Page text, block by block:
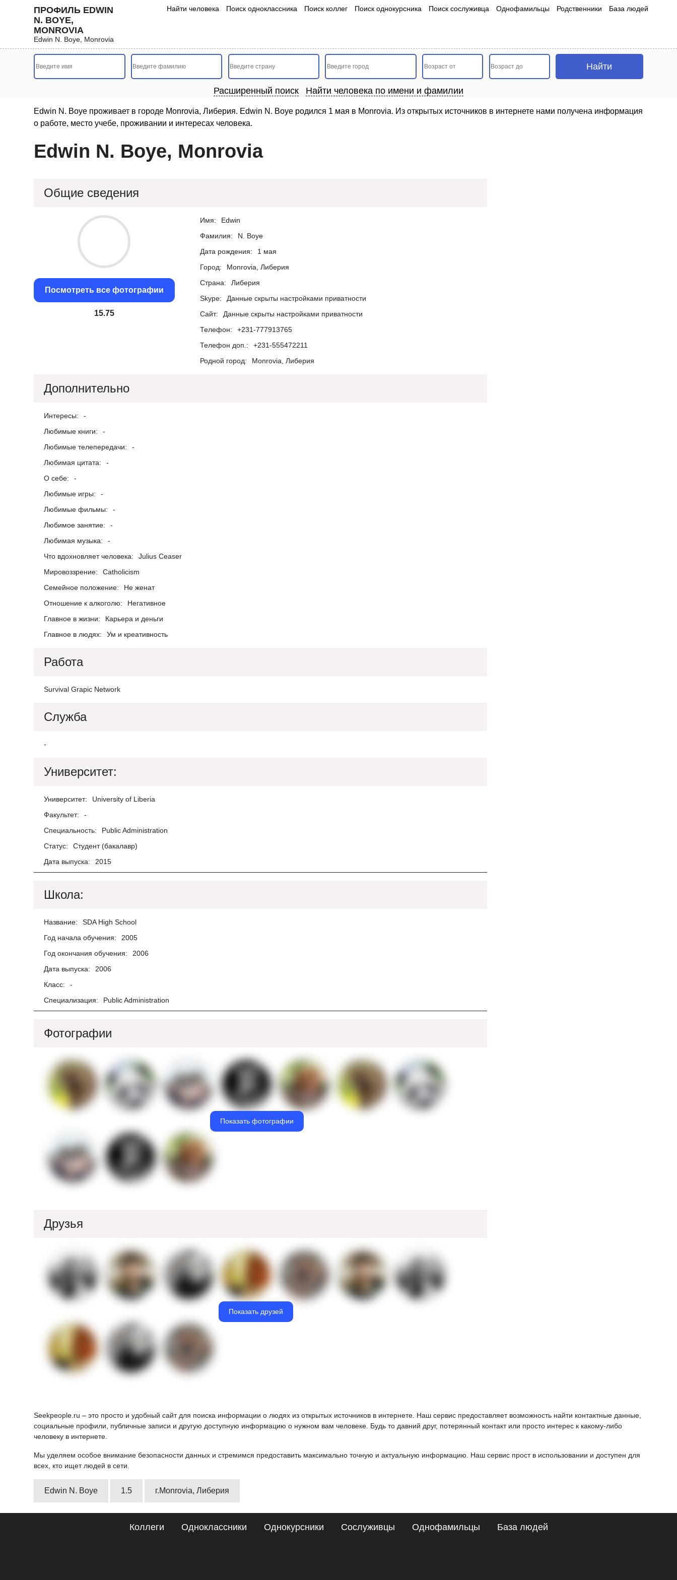
ПРОФИЛЬ EDWIN
N. BOYE,
MONROVIA
Edwin N. Boye, Monrovia
Найти человека Поиск одноклассника Поиск коллег Поиск однокурсника Поиск сослуживца Однофамильцы Родственники База людей
Расширенный поиск Найти человека по имени и фамилии
Edwin N. Boye проживает в городе Monrovia, Либерия. Edwin N. Boye родился 1 мая в Monrovia. Из открытых источников в интернете нами получена информация
о работе, место учебе, проживании и интересах человека.
Edwin N. Boye, Monrovia
Общие сведения
Посмотреть все фотографии
15.02
Имя:
Edwin
Фамилия:
N. Boye
Дата рождения:
1 мая
Город:
Monrovia, Либерия
Страна:
Либерия
Skype:
Данные скрыты настройками приватности
Сайт:
Данные скрыты настройками приватности
Телефон:
+231-777913765
Телефон доп.:
+231-555472211
Родной город:
Monrovia, Либерия
Дополнительно
Интересы:
-
Любимые книги:
-
Любимые телепередачи:
-
Любимая цитата:
-
О себе:
-
Любимые игры:
-
Любимые фильмы:
-
Любимое занятие:
-
Любимая музыка:
-
Что вдохновляет человека:
Julius Ceaser
Мировоззрение:
Catholicism
Семейное положение:
Не женат
Отношение к алкоголю:
Негативное
Главное в жизни:
Карьера и деньги
Главное в людях:
Ум и креативность
Работа
Survival Grapic Network
Служба
-
Университет:
Университет:
University of Liberia
Факультет:
-
Специальность:
Public Administration
Статус:
Студент (бакалавр)
Дата выпуска:
2015
Школа:
Название:
SDA High School
Год начала обучения:
2005
Год окончания обучения:
2006
Дата выпуска:
2006
Класс:
-
Специализация:
Public Administration
Фотографии
Показать фотографии
Друзья
Показать друзей
Seekpeople.ru – это просто и удобный сайт для поиска информации о людях из открытых источников в интернете. Наш сервис предоставляет возможность найти контактные данные,
социальные профили, публичные записи и другую доступную информацию о нужном вам человеке. Будь то давний друг, потерянный контакт или просто интерес к какому-либо
человеку в интернете.
Мы уделяем особое внимание безопасности данных и стремимся предоставить максимально точную и актуальную информацию. Наш сервис прост в использовании и доступен для
всех, кто ищет людей в сети.
Edwin N. Boye 1.5 г.Monrovia, Либерия
Коллеги Одноклассники Однокурсники Сослуживцы Однофамильцы База людей